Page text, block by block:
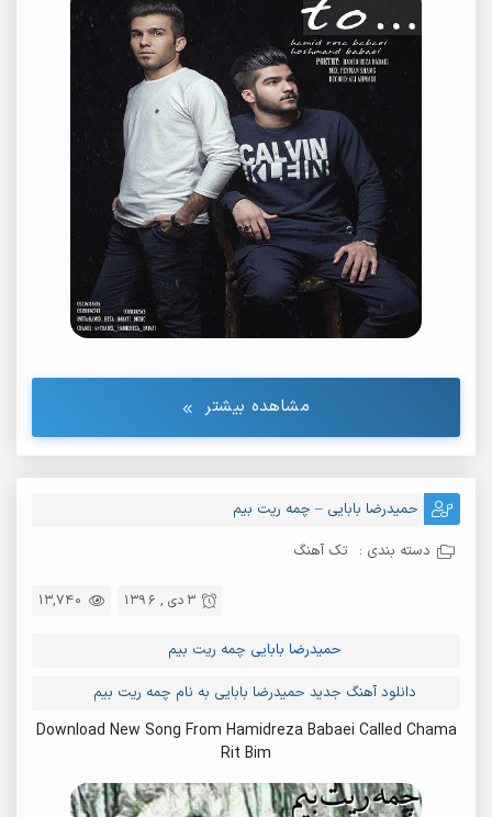
مشاهده بیشتر
حمیدرضا بابایی – چمه ریت بیم
دسته بندی : تک آهنگ
13,740 3 دی , 1396
حمیدرضا بابایی چمه ریت بیم
دانلود آهنگ جدید حمیدرضا بابایی به نام چمه ریت بیم
Download New Song From Hamidreza Babaei Called Chama
Rit Bim